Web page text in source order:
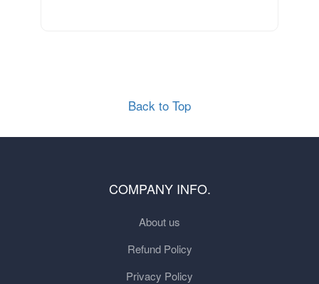
Back to Top
COMPANY INFO.
About us
Refund Policy
Privacy Policy